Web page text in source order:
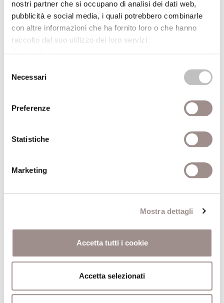
nostri partner che si occupano di analisi dei dati web,
pubblicità e social media, i quali potrebbero combinarle
con altre informazioni che ha fornito loro o che hanno
raccolto dal suo utilizzo dei loro servizi.
delNecessari
Preferenze
Statistiche
Marketing
Mostra dettagli
Accetta tutti i cookie
Accetta selezionati
legge Abelardo e Eloisa
23/03/2003
legge Kafka
07/04/2003